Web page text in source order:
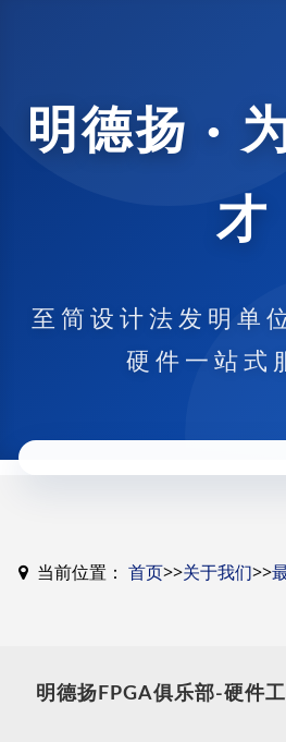
明德扬 ·
才
至简设计法发明单
硬件一站式
当前位置：首页>>关于我们>>
明德扬FPGA俱乐部-硬件